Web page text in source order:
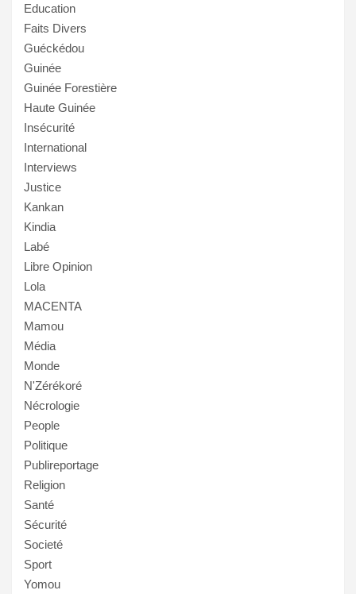
Education
Faits Divers
Guéckédou
Guinée
Guinée Forestière
Haute Guinée
Insécurité
International
Interviews
Justice
Kankan
Kindia
Labé
Libre Opinion
Lola
MACENTA
Mamou
Média
Monde
N'Zérékoré
Nécrologie
People
Politique
Publireportage
Religion
Santé
Sécurité
Societé
Sport
Yomou